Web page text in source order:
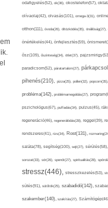
odafigyelés(52), ok(36), okostelefon(57),
olívaolaj(42), olvasás(101), omega-3(31),
otthon(111), óvoda(26), öltözködés(35), önállóság(27),
önértékelés(44), önfejlesztés(59),
ősz(109), őszinteség(34), ötlet(37),
paradicsom(52), páratartalom(27),
pihenés(210), pizza(25), pollen(32), popcorn(35),
probléma(142), problémamegoldás(27),
pszichológus(67), puffadás(34), pulzus(45),
regeneráció(46), regenerálódás(28), reggel(39),
rendszeres(41), rizs(34), Rost(131),
saláta(78), segítség(100), sejt(27), sérülés(58),
sorozat(33), sör(26), spenót(27), spiritualitás(28),
stressz(446), stresszkezelés(53),
sütés(91), sütőtök(25), szabadidő(142),
szakember(140), szakítás(27),